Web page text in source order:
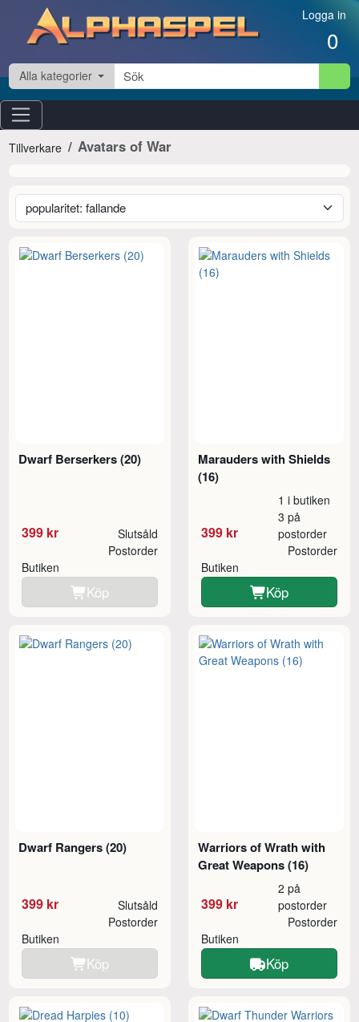
Hoppa till innehåll Logga in
0
Alla kategorier
Tillverkare Avatars of War
Dwarf Berserkers (20)
399 kr Slutsåld
Butiken
Postorder
Köp
Marauders with Shields
(16)
399 kr
1 i butiken
3 på
postorder
Butiken
Postorder
Köp
Dwarf Rangers (20)
399 kr Slutsåld
Butiken
Postorder
Köp
Warriors of Wrath with
Great Weapons (16)
399 kr
2 på
postorder
Butiken
Postorder
Köp